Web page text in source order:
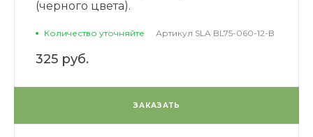
(черного цвета).
Количество уточняйте Артикул SLA BL75-060-12-B
325 руб.
ЗАКАЗАТЬ